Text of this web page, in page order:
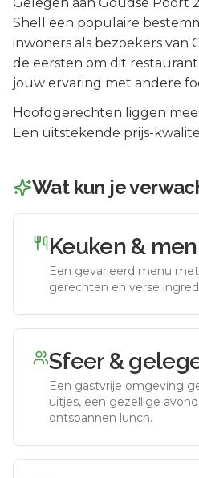
Shell
een populaire
inwoners als bezoekers van
de eersten om dit
jouw ervaring met andere
Hoofdgerechten liggen
Een uitstekende prijs-
Wat kun je
Keuken &
Een gevarieerd menu
gerechten en verse
Sfeer &
Een gastvrije omgeving
uitjes, een gezellige
ontspannen lunch.